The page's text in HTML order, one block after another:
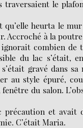
traversaient le
heurta le
Accroché à la
combien de
du lac s’était,
gravé dans
au style épuré,
du salon.
précaution et
C’était Maria.